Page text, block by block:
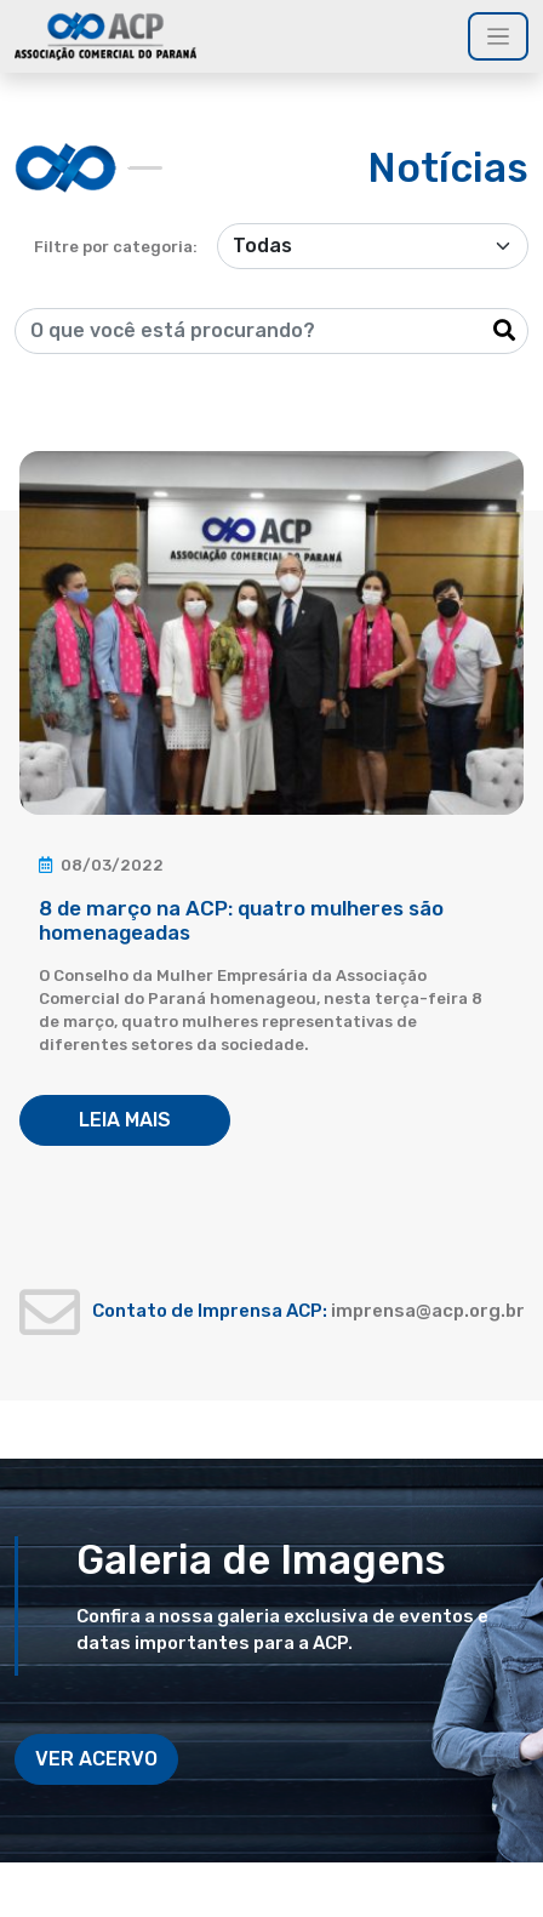
Notícias
Filtre por categoria:
08/03/2022
8 de março na ACP: quatro mulheres são
homenageadas
O Conselho da Mulher Empresária da Associação
Comercial do Paraná homenageou, nesta terça-feira 8
de março, quatro mulheres representativas de
diferentes setores da sociedade.
LEIA MAIS
Contato de Imprensa ACP: imprensa@acp.org.br
Galeria de Imagens
Confira a nossa galeria exclusiva de eventos e
datas importantes para a ACP.
VER ACERVO